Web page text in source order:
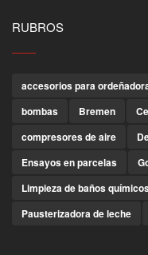
RUBROS
accesorios para
bombas
Bremen
compresores de aire
Ensayos en parcelas
Limpieza de baños
Pausterizadora de leche